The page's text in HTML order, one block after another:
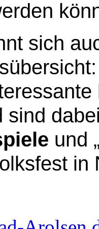
sich
sind
und
in